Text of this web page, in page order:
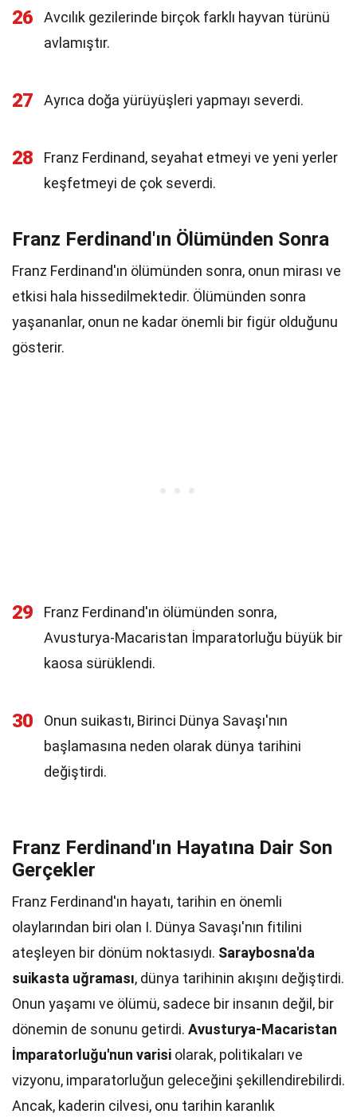
26
Avcılık gezilerinde birçok farklı hayvan türünü
avlamıştır.
27 Ayrıca doğa yürüyüşleri yapmayı severdi.
28
Franz Ferdinand, seyahat etmeyi ve yeni yerler
keşfetmeyi de çok severdi.
Franz Ferdinand'ın Ölümünden Sonra
Franz Ferdinand'ın ölümünden sonra, onun mirası ve
etkisi hala hissedilmektedir. Ölümünden sonra
yaşananlar, onun ne kadar önemli bir figür olduğunu
gösterir.
29
Franz Ferdinand'ın ölümünden sonra,
Avusturya-Macaristan İmparatorluğu büyük bir
kaosa sürüklendi.
30
Onun suikastı, Birinci Dünya Savaşı'nın
başlamasına neden olarak dünya tarihini
değiştirdi.
Franz Ferdinand'ın Hayatına Dair Son
Gerçekler
Franz Ferdinand'ın hayatı, tarihin en önemli
olaylarından biri olan I. Dünya Savaşı'nın fitilini
ateşleyen bir dönüm noktasıydı. Saraybosna'da
suikasta uğraması, dünya tarihinin akışını değiştirdi.
Onun yaşamı ve ölümü, sadece bir insanın değil, bir
dönemin de sonunu getirdi. Avusturya-Macaristan
İmparatorluğu'nun varisi olarak, politikaları ve
vizyonu, imparatorluğun geleceğini şekillendirebilirdi.
Ancak, kaderin cilvesi, onu tarihin karanlık